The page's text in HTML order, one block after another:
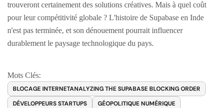
trouveront certainement des solutions créatives. Mais à quel coût
pour leur compétitivité globale ? L'histoire de Supabase en Inde
n'est pas terminée, et son dénouement pourrait influencer
durablement le paysage technologique du pays.
Mots Clés:
BLOCAGE INTERNETANALYZING THE SUPABASE BLOCKING ORDER
DÉVELOPPEURS STARTUPS
GÉOPOLITIQUE NUMÉRIQUE